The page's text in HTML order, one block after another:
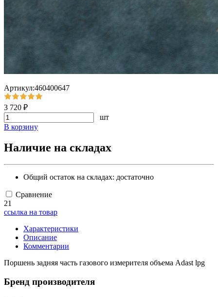
Артикул:460400647
3 720 ₽
шт
В корзину
Наличие на складах
Общий остаток на складах: достаточно
Сравнение
21
ссылка на товар
Характеристики
Описание
Комментарии
Поршень задняя часть газового измерителя объема Adast lpg
Бренд производителя